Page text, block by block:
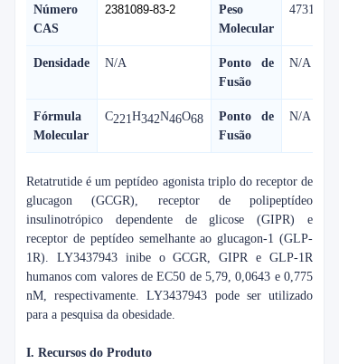
Número
CAS
2381089-83-2
Peso
Molecular
4731,33
Densidade N/A
Ponto de
Fusão
N/A
Fórmula
Molecular
C221H342N46O68
Ponto de
Fusão
N/A
Retatrutide é um peptídeo agonista triplo do receptor de
glucagon (GCGR), receptor de polipeptídeo
insulinotrópico dependente de glicose (GIPR) e
receptor de peptídeo semelhante ao glucagon-1 (GLP-
1R). LY3437943 inibe o GCGR, GIPR e GLP-1R
humanos com valores de EC50 de 5,79, 0,0643 e 0,775
nM, respectivamente. LY3437943 pode ser utilizado
para a pesquisa da obesidade.
I. Recursos do Produto